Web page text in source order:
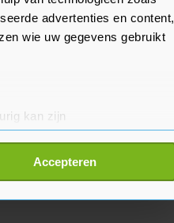
advertenties en content,
wie uw gegevens gebruikt
kan zijn
detailgedeelte
Accepteren